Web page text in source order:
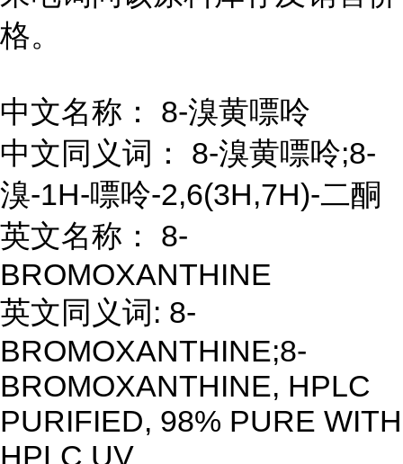
格。
中文名称： 8-溴黄嘌呤
中文同义词： 8-溴黄嘌呤;8-
溴-1H-嘌呤-2,6(3H,7H)-二酮
英文名称： 8-
BROMOXANTHINE
英文同义词: 8-
BROMOXANTHINE;8-
BROMOXANTHINE, HPLC
PURIFIED, 98% PURE WITH
HPLC UV